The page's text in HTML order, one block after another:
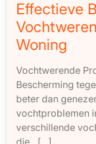
Effectieve
Woning
Vochtwerende
Bescherming
beter dan
vochtproblemen
verschillende